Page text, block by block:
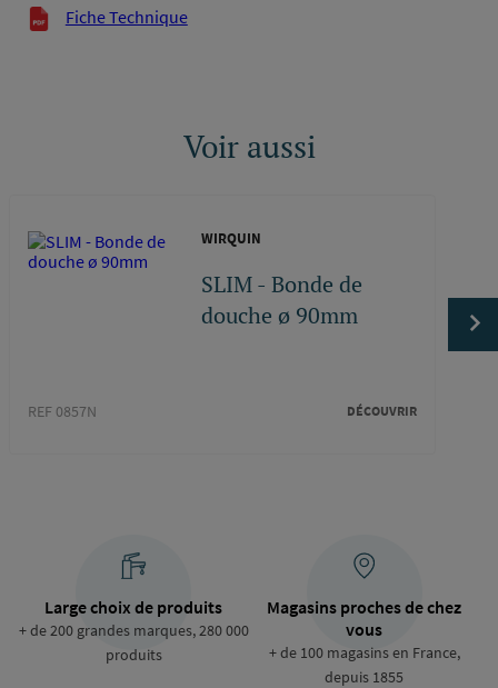
Documents techniques
Fiche Technique
Voir aussi
WIRQUIN
SLIM - Bonde de
douche ø 90mm
REF 0857N DÉCOUVRIR
Large choix de produits
+ de 200 grandes marques, 280 000
produits
Magasins proches de chez
vous
+ de 100 magasins en France,
depuis 1855